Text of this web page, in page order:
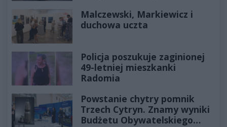
Malczewski, Markiewicz i
duchowa uczta
Policja poszukuje zaginionej
49-letniej mieszkanki
Radomia
Powstanie chytry pomnik
Trzech Cytryn. Znamy wyniki
Budżetu Obywatelskiego